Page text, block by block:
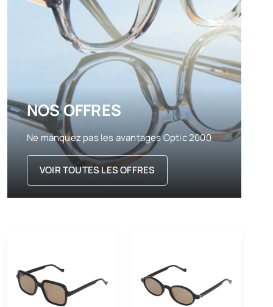
NOS OFFRES
Ne manquez pas les avantages Optic 2000
VOIR TOUTES LES OFFRES